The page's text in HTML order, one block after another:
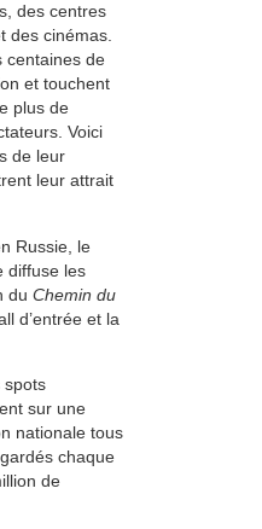
des centres
des cinémas.
centaines de
et touchent
plus de
Voici
de leur
leur attrait
Russie, le
diffuse les
du Chemin du
d’entrée et la
spots
sur une
nationale tous
chaque
de